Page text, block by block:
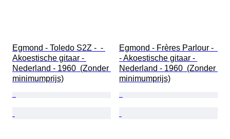
Egmond - Toledo S2Z -  -
Akoestische gitaar -
Nederland - 1960  (Zonder
minimumprijs)
Egmond - Frères Parlour -
- Akoestische gitaar -
Nederland - 1960  (Zonder
minimumprijs)